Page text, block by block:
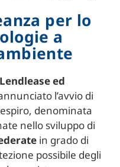
per lo
a
Lendlease ed
l’avvio di
denominata
nello sviluppo di
in grado di
possibile degli